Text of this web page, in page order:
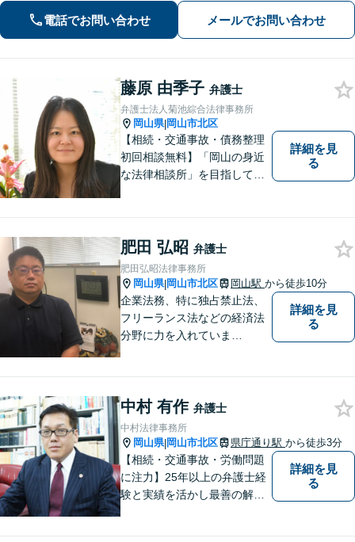
「こんなこと弁護士に相談してもいい
のかな」と思うこともまずはご相談く
ださい。【夜間・休日相談可能】
電話でお問い合わせ メールでお問い合わせ
藤原 由季子 弁護士
弁護士法人菊池綜合法律事務所
岡山県|岡山市北区
【相続・交通事故・債務整理
初回相談無料】「岡山の身近
な法律相談所」を目指してい
んなささいなことでも構いま
せん。お気軽にご相談くださ
い。【土曜日も受付可能】
【専用駐車場あり】
詳細を見
る
肥田 弘昭 弁護士
肥田弘昭法律事務所
岡山県|岡山市北区 岡山駅 から徒歩10分
企業法務、特に独占禁止法、
フリーランス法などの経済法
分野に力を入れていま
詳細を見
る
中村 有作 弁護士
中村法律事務所
岡山県|岡山市北区 県庁通り駅 から徒歩3分
【相続・交通事故・労働問題
に注力】25年以上の弁護士経
験と実績を活かし最善の解決
詳細を見
る